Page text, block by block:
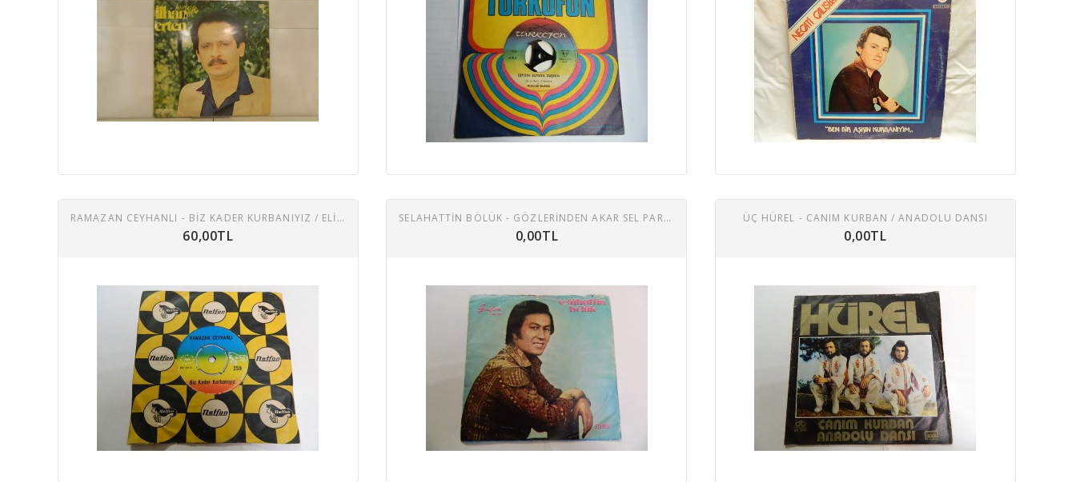
RAMAZAN CEYHANLI - BIZ KADER KURBANIYIZ / ELI TESBIHLI
60,00TL
SELAHATTİN BÖLÜK - GÖZLERINDEN AKAR SEL PARE PARE / SANA KURBANIM GEL
0,00TL
ÜÇ HÜREL - CANIM KURBAN / ANADOLU DANSI
0,00TL